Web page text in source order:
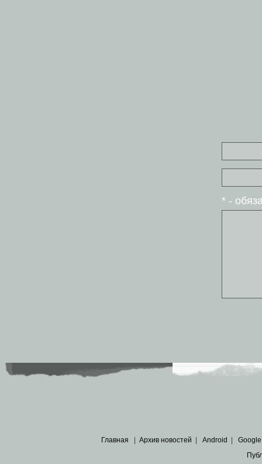
* -
Главная | Архив новостей | Android | Google